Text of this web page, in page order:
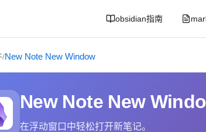
obsidian指南
/New Note New Window
New Note New
在浮动窗口中轻松打开新笔记。